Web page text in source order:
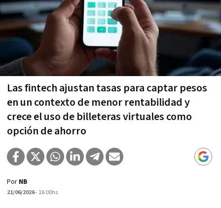
Las fintech ajustan tasas para captar pesos
en un contexto de menor rentabilidad y
crece el uso de billeteras virtuales como
opción de ahorro
Por NB
21/06/2026- 16:00hs